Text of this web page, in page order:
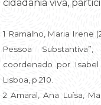
cidadania viva,
1 Ramalho, Maria Irene
Pessoa
coordenado por Isabel
Lisboa, p.210.
2 Amaral, Ana Luísa,